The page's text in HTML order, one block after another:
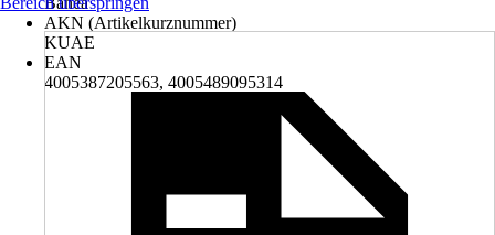
AKN (Artikelkurznummer)
KUAE
EAN
4005387205563, 4005489095314